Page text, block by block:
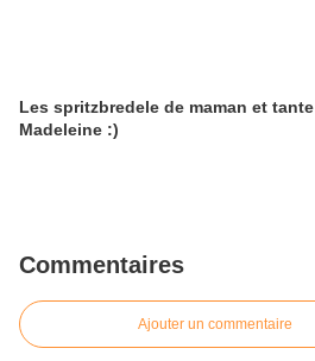
Les spritzbredele de maman et tante
Madeleine :)
Commentaires
Ajouter un commentaire